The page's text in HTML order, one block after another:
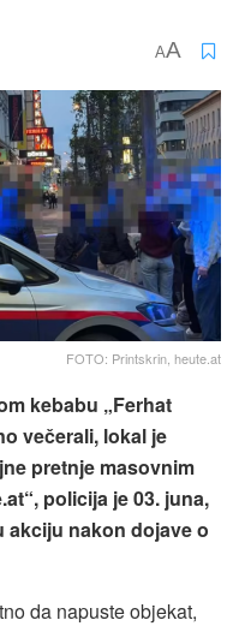
AA
FOTO: Printskrin, heute.at
kebabu „Ferhat
večerali, lokal je
pretnje masovnim
policija je 03. juna,
akciju nakon dojave o
da napuste objekat,